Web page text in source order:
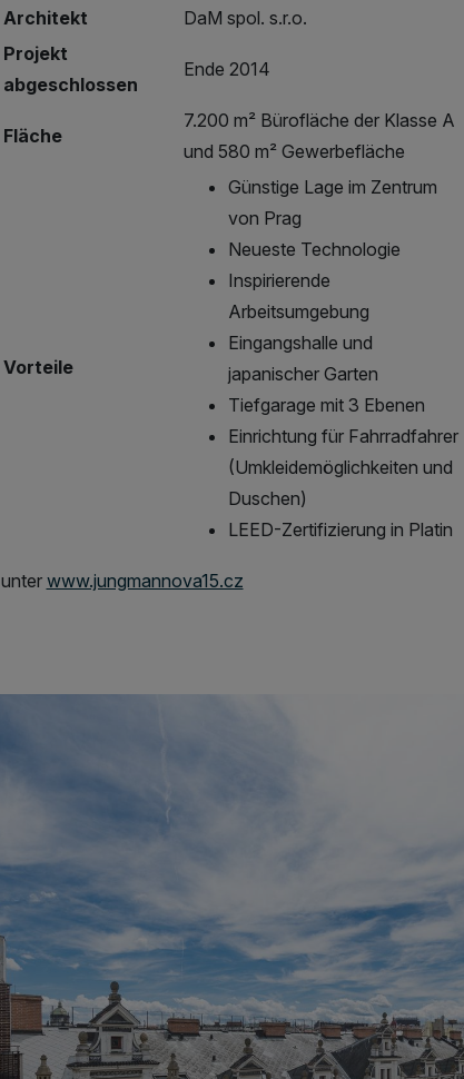
Architekt
DaM spol. s.r.o.
Projekt
abgeschlossen
Ende 2014
Fläche
7.200 m² Bürofläche der Klasse A
und 580 m² Gewerbefläche
Vorteile
Günstige Lage im Zentrum
von Prag
Neueste Technologie
Inspirierende
Arbeitsumgebung
Eingangshalle und
japanischer Garten
Tiefgarage mit 3 Ebenen
Einrichtung für Fahrradfahrer
(Umkleidemöglichkeiten und
Duschen)
LEED-Zertifizierung in Platin
unter www.jungmannova15.cz